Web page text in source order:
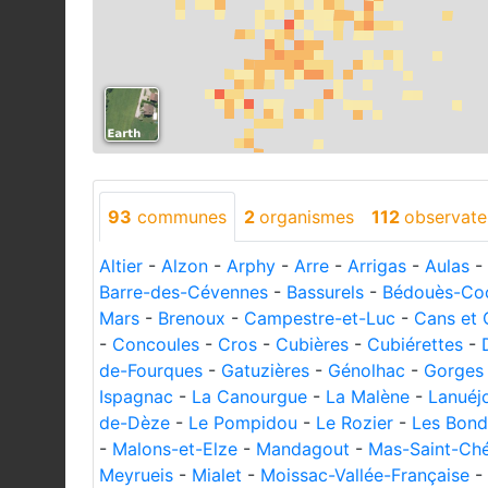
93 communes 2 organismes 112
Altier - Alzon - Arphy - Arre - Arrigas - Aulas -
Barre-des-Cévennes - Bassurels - Bédouès-
Mars - Brenoux - Campestre-et-Luc - Cans et
- Concoules - Cros - Cubières - Cubiérettes -
de-Fourques - Gatuzières - Génolhac -
Ispagnac - La Canourgue - La Malène -
de-Dèze - Le Pompidou - Le Rozier - Les
- Malons-et-Elze - Mandagout - Mas-Saint-
Meyrueis - Mialet - Moissac-Vallée-Française -